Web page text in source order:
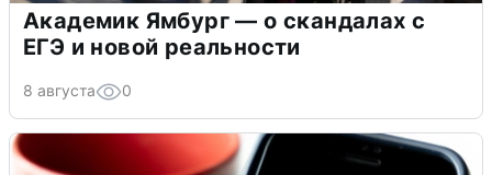
Академик Ямбург — о скандалах с
ЕГЭ и новой реальности
8 августа 0